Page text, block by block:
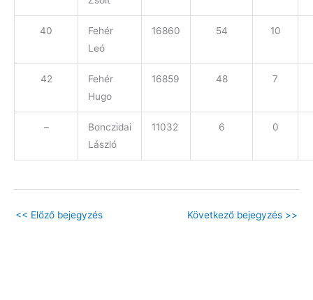
40
Fehér
Leó
16860 54 10
42
Fehér
Hugo
16859 48 7
–
Bonczidai
László
11032 6 0
<< Előző bejegyzés Következő bejegyzés >>